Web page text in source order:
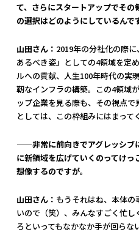
て、さらにスタートアップでそ
の選択はどのようにしているんで
山田さん： 2019年の分社化の際
あるべき姿」としての4領域を定
ルへの貢献、人生100年時代の実
靭なインフラの構築。この4領域
ップ企業を見る際も、その視点
としては、この枠組みにはまって
——非常に前向きでアグレッシブ
に新領域を広げていくのってけ
想像するのですが。
山田さん： もうそれはね、本体
いので（笑）、みんなすごく忙
ろといってもなかなか手が回ら